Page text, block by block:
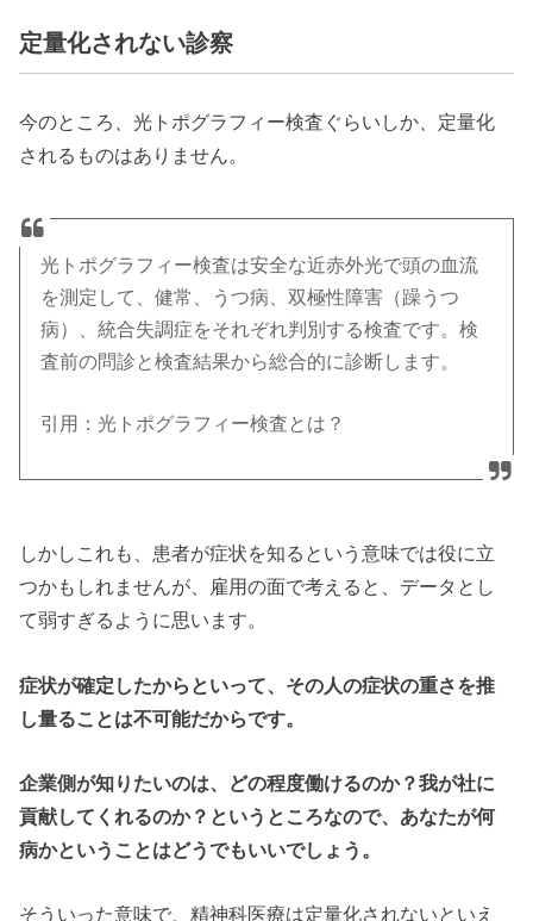
定量化されない診察
今のところ、光トポグラフィー検査ぐらいしか、定量化
されるものはありません。
光トポグラフィー検査は安全な近赤外光で頭の血流
を測定して、健常、うつ病、双極性障害（躁うつ
病）、統合失調症をそれぞれ判別する検査です。検
査前の問診と検査結果から総合的に診断します。
引用：光トポグラフィー検査とは？
しかしこれも、患者が症状を知るという意味では役に立
つかもしれませんが、雇用の面で考えると、データとし
て弱すぎるように思います。
症状が確定したからといって、その人の症状の重さを推
し量ることは不可能だからです。
企業側が知りたいのは、どの程度働けるのか？我が社に
貢献してくれるのか？というところなので、あなたが何
病かということはどうでもいいでしょう。
そういった意味で、精神科医療は定量化されないといえ